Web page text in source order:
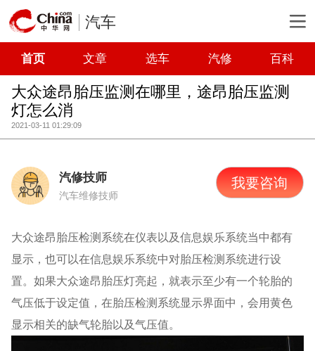
汽车
首页 文章 选车 汽修 百科
大众途昂胎压监测在哪里，途昂胎压监测
灯怎么消
2021-03-11 01:29:09
汽修技师
汽车维修技师
我要咨询
大众途昂胎压检测系统在仪表以及信息娱乐系统当中都有
显示，也可以在信息娱乐系统中对胎压检测系统进行设
置。如果大众途昂胎压灯亮起，就表示至少有一个轮胎的
气压低于设定值，在胎压检测系统显示界面中，会用黄色
显示相关的缺气轮胎以及气压值。